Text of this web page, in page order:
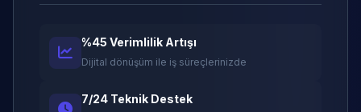
%45 Verimlilik Artışı
Dijital dönüşüm ile iş süreçlerinizde
7/24 Teknik Destek